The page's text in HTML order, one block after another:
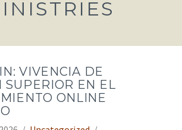
VIVENCIA DE
SUPERIOR EN EL
ONLINE